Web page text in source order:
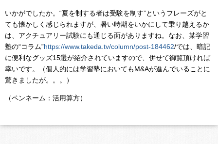
いかがでしたか。“夏を制する者は受験を制す”というフレーズがと
ても懐かしく感じられますが、暑い時期をいかにして乗り越えるか
は、アクチュアリー試験にも通じる面がありますね。なお、某学習
塾の“コラム”https://www.takeda.tv/column/post-184462/では、暗記
に便利なグッズ15選が紹介されていますので、併せて御覧頂ければ
幸いです。（個人的には学習塾においてもM&Aが進んでいることに
驚きましたが。。。）
（ペンネーム：活用算方）